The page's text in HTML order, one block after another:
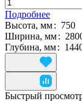
Подробнее
Высота, мм: 750
Ширина, мм:
Глубина, мм:
Быстрый